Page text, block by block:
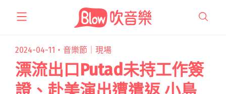
2024-04-11・ 音樂節｜現場
漂流出口Putad未持工作簽